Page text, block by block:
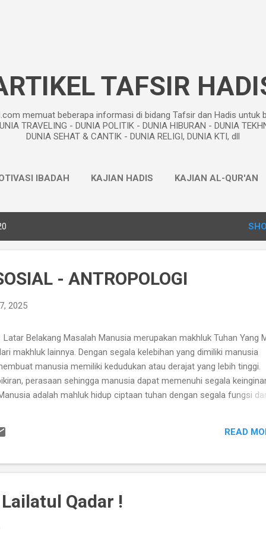
TAFSIR
memuat beberapa informasi di bidang Tafsir dan Hadis
TRAVELING - DUNIA POLITIK - DUNIA HIBURAN - DUNIA
DUNIA SEHAT & CANTIK - DUNIA RELIGI, DUNIA KTI, dll
IBADAH KAJIAN HADIS KAJIAN AL-QUR'AN
- ANTROPOLOGI
2025
Belakang Masalah Manusia merupakan makhluk Tuhan Yang
makhluk lainnya. Dengan segala kelebihan yang dimiliki manusia
manusia memiliki kedudukan atau derajat yang lebih tinggi.
perasaan sehingga manusia dapat memenuhi segala
adalah mahluk hidup ciptaan tuhan dengan segala fungsi
baik itu positis maupun negatif. Manusia juga sebagai mahkluk
yang saling berhubungan dan keterkaitannya dengan
READ
Qadar !